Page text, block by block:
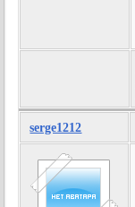
serge1212